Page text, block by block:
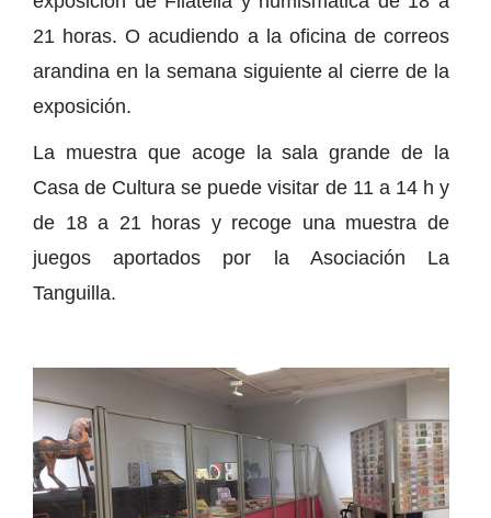
21 horas. O acudiendo a la oficina de correos
arandina en la semana siguiente al cierre de la
exposición.
La muestra que acoge la sala grande de la
Casa de Cultura se puede visitar de 11 a 14 h y
de 18 a 21 horas y recoge una muestra de
juegos aportados por la Asociación La
Tanguilla.